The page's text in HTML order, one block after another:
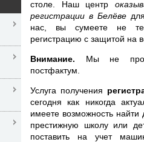
столе. Наш центр
регистрации в Белёве
нас, вы сумеете не
регистрацию с защитой на
Внимание. Мы не
постфактум.
Услуга получения
сегодня как никогда
имеете возможность найти
престижную школу или
поставить на учет